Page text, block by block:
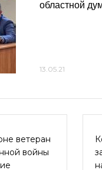
областной
13.05.21
ветеран
войны